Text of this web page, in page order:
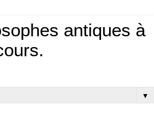
antiques à
▼